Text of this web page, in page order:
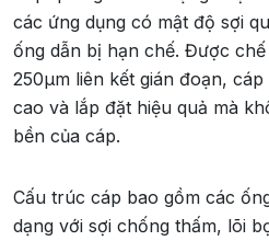
các ứng dụng có mật độ sợi
ống dẫn bị hạn chế. Được
250µm liên kết gián đoạn,
cao và lắp đặt hiệu quả mà
bền của cáp.
Cấu trúc cáp bao gồm các
dạng với sợi chống thấm, lõi